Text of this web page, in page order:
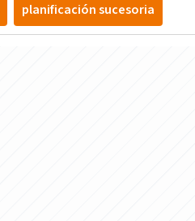
planificación sucesoria